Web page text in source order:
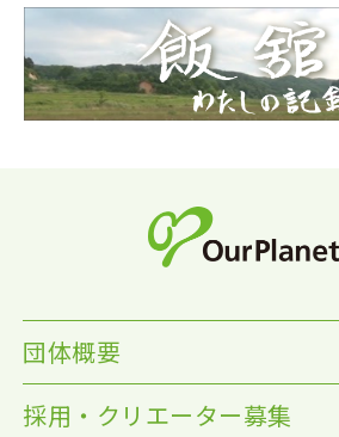
団体概要
採用・クリエーター募集